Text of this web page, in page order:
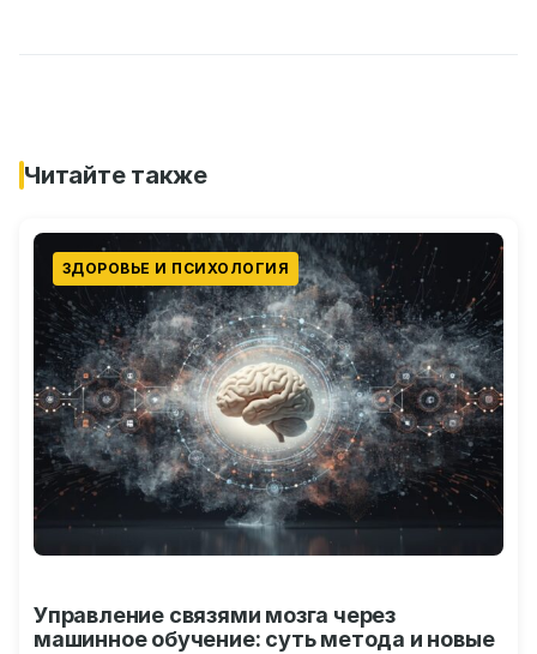
Читайте также
ЗДОРОВЬЕ И ПСИХОЛОГИЯ
Управление связями мозга через
машинное обучение: суть метода и новые